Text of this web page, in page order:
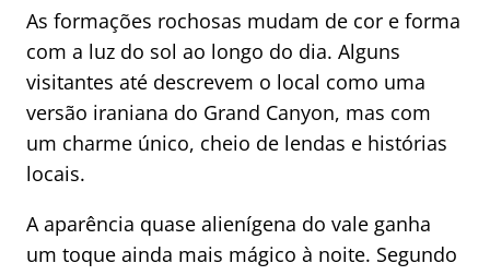
As formações rochosas mudam de cor e forma
com a luz do sol ao longo do dia. Alguns
visitantes até descrevem o local como uma
versão iraniana do Grand Canyon, mas com
um charme único, cheio de lendas e histórias
locais.
A aparência quase alienígena do vale ganha
um toque ainda mais mágico à noite. Segundo